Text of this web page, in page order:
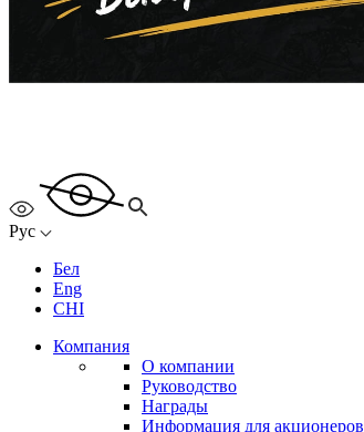
Рус
Бел
Eng
CHI
Компания
О компании
Руководство
Награды
Информация для акционеров